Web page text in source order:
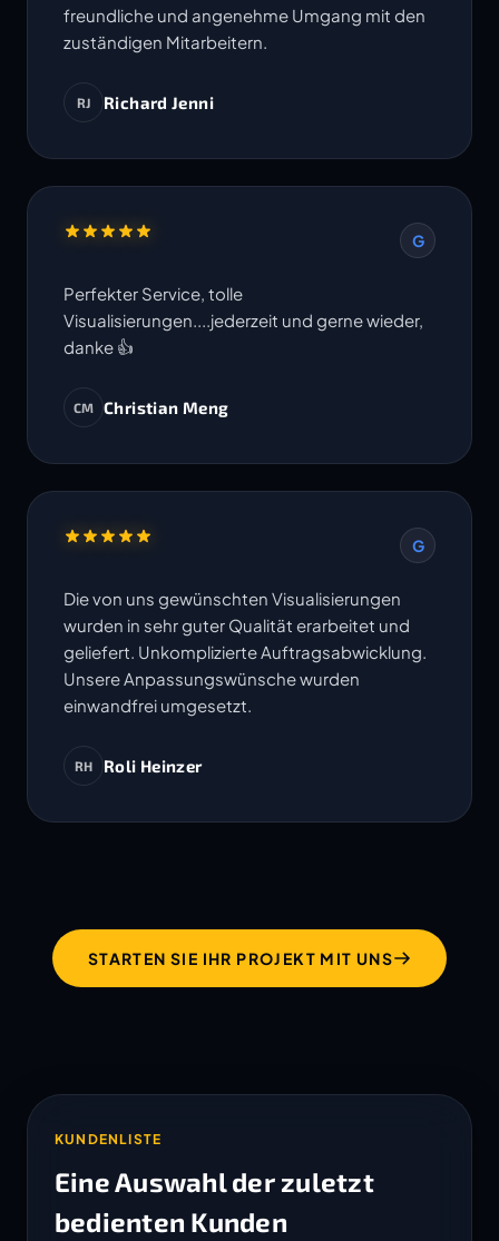
freundliche und angenehme Umgang mit den
zuständigen Mitarbeitern.
RJ Richard Jenni
G
Perfekter Service, tolle
Visualisierungen....jederzeit und gerne wieder,
danke 👍
CM Christian Meng
G
Die von uns gewünschten Visualisierungen
wurden in sehr guter Qualität erarbeitet und
geliefert. Unkomplizierte Auftragsabwicklung.
Unsere Anpassungswünsche wurden
einwandfrei umgesetzt.
RH Roli Heinzer
STARTEN SIE IHR PROJEKT MIT UNS
KUNDENLISTE
Eine Auswahl der zuletzt
bedienten Kunden